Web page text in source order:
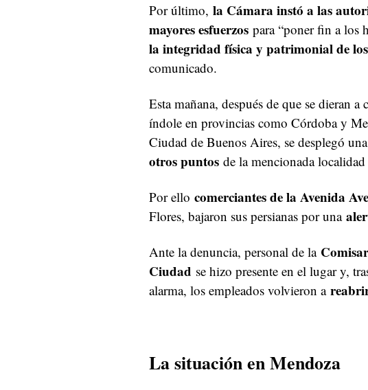
Por último, la Cámara instó a las
mayores esfuerzos para “poner fin a los
la integridad física y patrimonial de
comunicado.
Esta mañana, después de que se dieran a
índole en provincias como Córdoba y
Ciudad de Buenos Aires, se desplegó una
otros puntos de la mencionada
Por ello comerciantes de la Avenida
Flores, bajaron sus persianas por una
Ante la denuncia, personal de la
Ciudad se hizo presente en el lugar y,
alarma, los empleados volvieron a
La situación en Mendoza